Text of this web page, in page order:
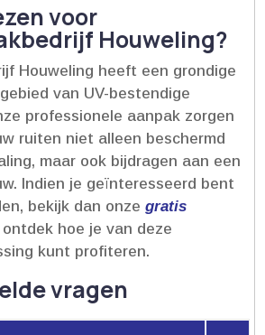
voor
Houweling?
Houweling heeft een grondige
van UV-bestendige
professionele aanpak zorgen
ruiten niet alleen beschermd
maar ook bijdragen aan een
Indien je geïnteresseerd bent
bekijk dan onze gratis
ontdek hoe je van deze
kunt profiteren.​
vragen